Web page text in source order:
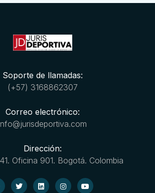
Soporte de llamadas:
(+57) 3168862307
Correo electrónico:
Dirección:
Oficina 901. Bogotá. Colombia